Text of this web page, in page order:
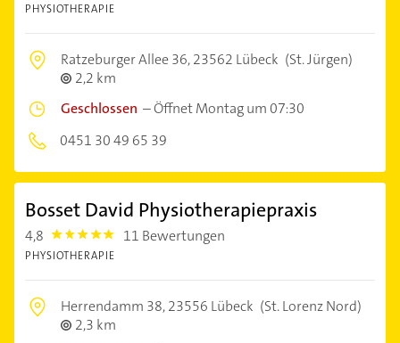
PHYSIOTHERAPIE
Ratzeburger Allee 36,23562 Lübeck (St. Jürgen)
2,2 km
Geschlossen –Öffnet Montag um 07:30
0451 30 49 65 39
Bosset David Physiotherapiepraxis
4,8 4.8 11 Bewertungen
PHYSIOTHERAPIE
Herrendamm 38,23556 Lübeck (St. Lorenz Nord)
2,3 km